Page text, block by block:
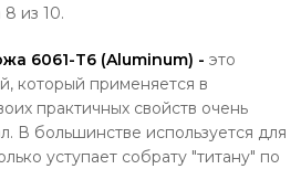
из 10.
6061-T6 (Aluminum) - это
который применяется в
практичных свойств очень
В большинстве используется для
уступает собрату "титану" по